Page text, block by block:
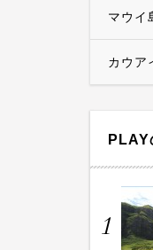
マウイ
カウア
PLAY
1